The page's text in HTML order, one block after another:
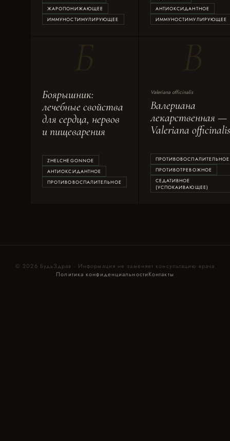
ЖАРОПОНИЖАЮЩЕЕ
ИММУНОСТИМУЛИРУЮЩЕЕ
АНТИОКСИДАНТНОЕ
ИММУНОСТИМУЛИРУЮЩЕЕ
Боярышник:
лечебные свойства
для сердца, нервов
и пищеварения
ZHELCHEGONNOE
АНТИОКСИДАНТНОЕ
ПРОТИВОВОСПАЛИТЕЛЬНОЕ
Valeriana officinalis
Валериана
лекарственная —
Valeriana officinalis
ПРОТИВОВОСПАЛИТЕЛЬНОЕ
ПРОТИВОТРЕВОЖНОЕ
СЕДАТИВНОЕ
(УСПОКАИВАЮЩЕЕ)
© 2026 БудьЗдрав · Информация не заменяет консультацию врача
Политика конфиденциальностиКонтакты